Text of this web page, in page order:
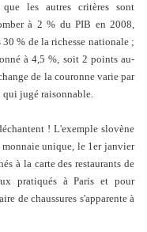
que les autres critères sont
à 2 % du PIB en 2008,
% de la richesse nationale ;
à 4,5 %, soit 2 points au-
de la couronne varie par
jugé raisonnable.
! L'exemple slovène
unique, le 1er janvier
à la carte des restaurants de
pratiqués à Paris et pour
de chaussures s'apparente à